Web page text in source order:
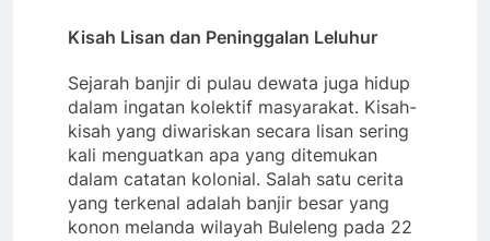
Kisah Lisan dan Peninggalan Leluhur
Sejarah banjir di pulau dewata juga hidup
dalam ingatan kolektif masyarakat. Kisah-
kisah yang diwariskan secara lisan sering
kali menguatkan apa yang ditemukan
dalam catatan kolonial. Salah satu cerita
yang terkenal adalah banjir besar yang
konon melanda wilayah Buleleng pada 22